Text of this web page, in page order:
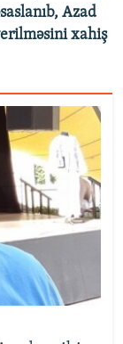
Azad
xahiş